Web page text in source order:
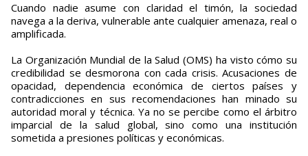
Cuando nadie asume con claridad el timón, la sociedad
navega a la deriva, vulnerable ante cualquier amenaza, real o
amplificada.
La Organización Mundial de la Salud (OMS) ha visto cómo su
credibilidad se desmorona con cada crisis. Acusaciones de
opacidad, dependencia económica de ciertos países y
contradicciones en sus recomendaciones han minado su
autoridad moral y técnica. Ya no se percibe como el árbitro
imparcial de la salud global, sino como una institución
sometida a presiones políticas y económicas.